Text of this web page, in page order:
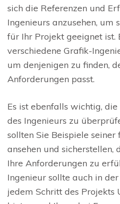
sich die Referenzen und
Ingenieurs anzusehen, um
für Ihr Projekt geeignet ist.
verschiedene Grafik-
um denjenigen zu finden,
Anforderungen passt.
Es ist ebenfalls wichtig,
des Ingenieurs zu
sollten Sie Beispiele
ansehen und sicherstellen,
Ihre Anforderungen zu
Ingenieur sollte auch in
jedem Schritt des Projekts